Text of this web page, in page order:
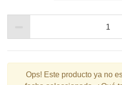
Ops! Este producto ya no